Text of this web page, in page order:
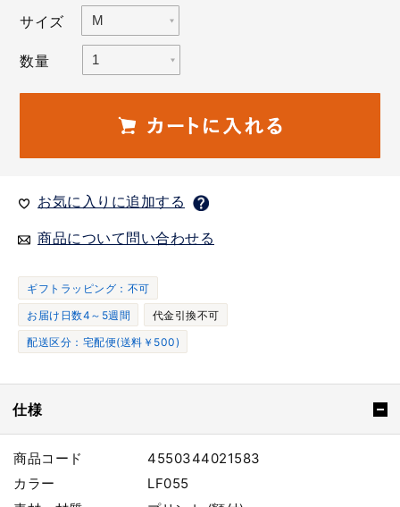
サイズ
数量
お気に入りに追加する
商品について問い合わせる
ギフトラッピング：不可
お届け日数4～5週間
代金引換不可
配送区分：宅配便(送料￥500)
仕様
商品コード
4550344021583
カラー
LF055